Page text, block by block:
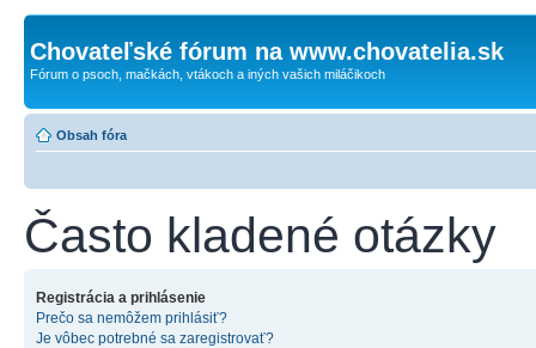
Chovateľské fórum na www.chovatelia.sk
Fórum o psoch, mačkách, vtákoch a iných vašich miláčikoch
Obsah fóra
Často kladené otázky
Registrácia a prihlásenie
Prečo sa nemôžem prihlásiť?
Je vôbec potrebné sa zaregistrovať?